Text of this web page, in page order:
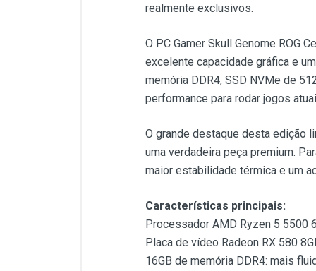
realmente exclusivos.
O PC Gamer Skull Genome ROG
excelente capacidade gráfica e
memória DDR4, SSD NVMe de
performance para rodar jogos
O grande destaque desta edição
uma verdadeira peça premium.
maior estabilidade térmica e um
Características principais:
Processador AMD Ryzen 5 5500
Placa de vídeo Radeon RX 580
16GB de memória DDR4: mais